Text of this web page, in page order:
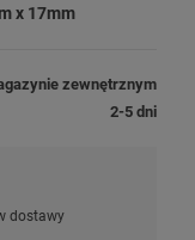
x 17mm
zewnętrznym
2-5 dni
dostawy